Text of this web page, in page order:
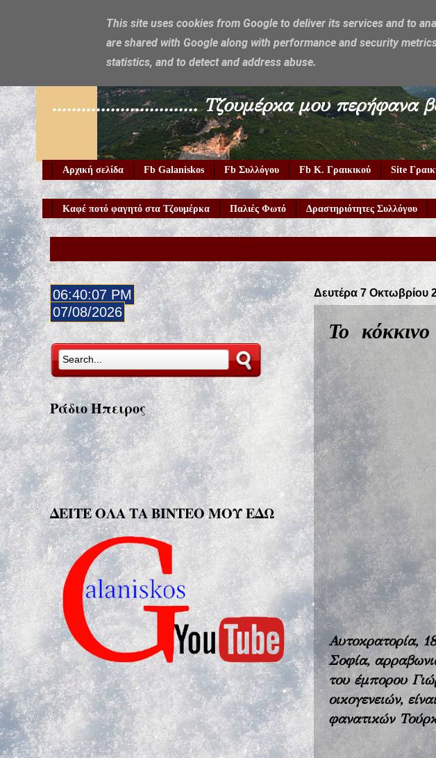
Galaniskos
.............................. Τζουμέρκα μου περήφανα
Αρχική σελίδα Fb Galaniskos Fb Συλλόγου Fb Κ. Γραικικού Site
Καφέ ποτό φαγητό στα Τζουμέρκα Παλιές Φωτό Δραστηριότητες Συλλόγου
Δευτέρα 7 Οκτωβρίου
Το
Αυτοκρατορία,
Σοφία,
του έμπορου
οικογενειών,
φανατικών
06:40:09 PM
07/08/2026
Ράδιο Ήπειρος
ΔΕΙΤΕ ΟΛΑ ΤΑ ΒΙΝΤΕΟ ΜΟΥ ΕΔΩ
This site uses cookies from Google to deliver its services and to
are shared with Google along with performance and security
statistics, and to detect and address abuse.